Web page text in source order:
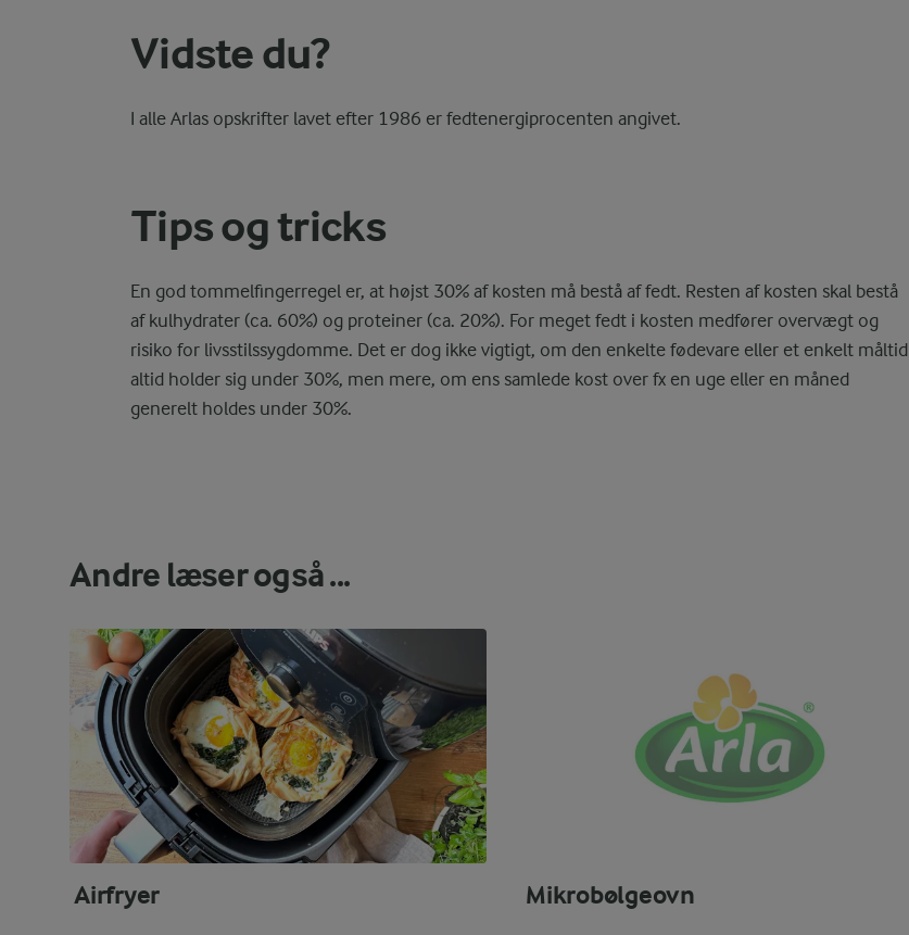
Vidste du?
I alle Arlas opskrifter lavet efter 1986 er fedtenergiprocenten angivet.
Tips og tricks
En god tommelfingerregel er, at højst 30% af kosten må bestå af fedt. Resten af kosten skal bestå
af kulhydrater (ca. 60%) og proteiner (ca. 20%). For meget fedt i kosten medfører overvægt og
risiko for livsstilssygdomme. Det er dog ikke vigtigt, om den enkelte fødevare eller et enkelt måltid
altid holder sig under 30%, men mere, om ens samlede kost over fx en uge eller en måned
generelt holdes under 30%.
Andre læser også ...
Airfryer Mikrobølgeovn